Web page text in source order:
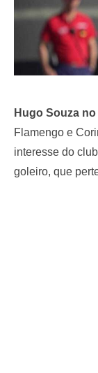
Hugo Souza
Flamengo e
interesse do
goleiro, que